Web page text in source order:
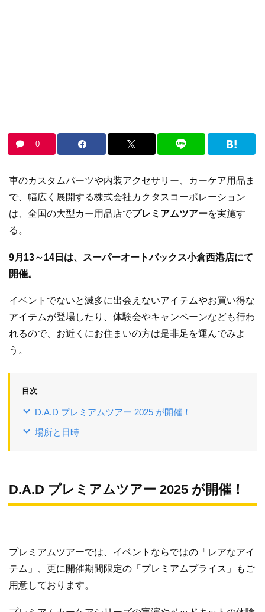
0
車のカスタムパーツや内装アクセサリー、カーケア用品ま
で、幅広く展開する株式会社カクタスコーポレーション
は、全国の大型カー用品店でプレミアムツアーを実施す
る。
9月13～14日は、スーパーオートバックス小倉西港店にて
開催。
イベントでないと滅多に出会えないアイテムやお買い得な
アイテムが登場したり、体験会やキャンペーンなども行わ
れるので、お近くにお住まいの方は是非足を運んでみよ
う。
目次
D.A.D プレミアムツアー 2025 が開催！
場所と日時
D.A.D プレミアムツアー 2025 が開催！
プレミアムツアーでは、イベントならではの「レアなアイ
テム」、更に開催期間限定の「プレミアムプライス」もご
用意しております。